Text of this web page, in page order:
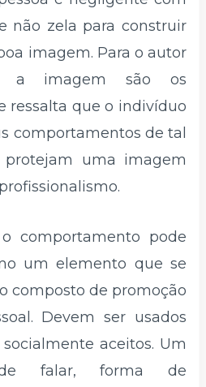
não zela para construir
imagem. Para o autor
a imagem são os
ressalta que o indivíduo
comportamentos de tal
uma imagem
o comportamento pode
um elemento que se
composto de promoção
Devem ser usados
aceitos. Um
falar, forma de